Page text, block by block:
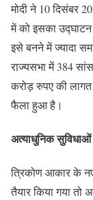
मोदी ने 10 दिसंबर
में को इसका उद्घाटन
इसे बनने में ज्यादा
राज्यसभा में 384
करोड़ रुपए की
फैला हुआ है।
अत्याधुनिक
त्रिकोण आकार के
तैयार किया गया